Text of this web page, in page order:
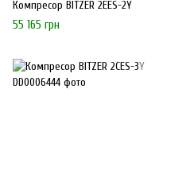
Компресор BITZER 2EES-2Y
55 165 грн